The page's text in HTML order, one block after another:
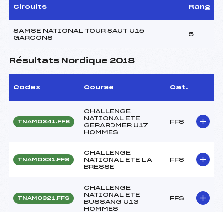
Circuits Rang
SAMSE NATIONAL TOUR SAUT U15
GARCONS
5
Résultats Nordique 2018
Codex Course Cat.
TNAM0341.FFS
CHALLENGE
NATIONAL ETE
GERARDMER U17
HOMMES
FFS
TNAM0331.FFS
CHALLENGE
NATIONAL ETE LA
BRESSE
FFS
TNAM0321.FFS
CHALLENGE
NATIONAL ETE
BUSSANG U13
HOMMES
FFS